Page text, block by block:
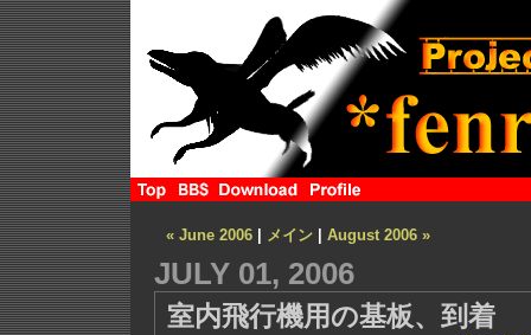
« June 2006 メイン August 2006 »
JULY 01, 2006
室内飛行機用の基板、到着